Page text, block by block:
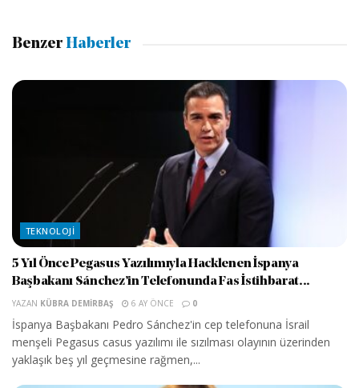
Benzer Haberler
TEKNOLOJI
5 Yıl Önce Pegasus Yazılımıyla Hacklenen İspanya
Başbakanı Sánchez’in Telefonunda Fas İstihbarat...
YAZAN KÜBRA DEMIRBAŞ 6 AY ÖNCE 0
İspanya Başbakanı Pedro Sánchez'in cep telefonuna İsrail
menşeli Pegasus casus yazılımı ile sızılması olayının üzerinden
yaklaşık beş yıl geçmesine rağmen,...